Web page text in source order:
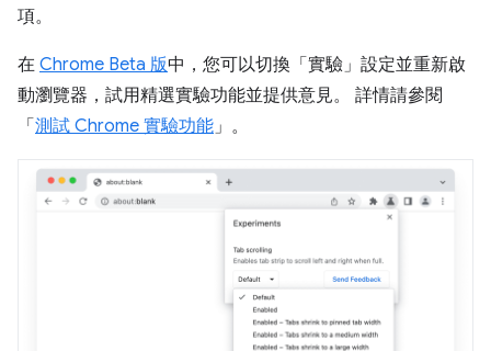
項。
在 Chrome Beta 版中，您可以切換「實驗」 設定並重新啟
動瀏覽器，試用精選實驗功能並提供意見。 詳情請參閱
「測試 Chrome 實驗功能 」。